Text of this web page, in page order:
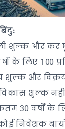
:
शुल्क और कर
के लिए 100
शुल्क और
विकास शुल्क नहीं
30 वर्षों के
कोई निवेशक